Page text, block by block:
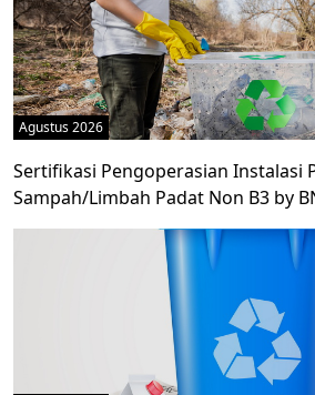
Agustus 2026
Sertifikasi Pengoperasian Instalasi
Sampah/Limbah Padat Non B3 by